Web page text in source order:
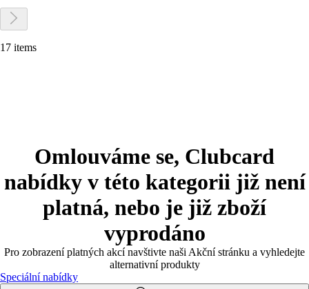
17 items
Omlouváme se, Clubcard
nabídky v této kategorii již není
platná, nebo je již zboží
vyprodáno
Pro zobrazení platných akcí navštivte naši Akční stránku a vyhledejte
alternativní produkty
Speciální nabídky